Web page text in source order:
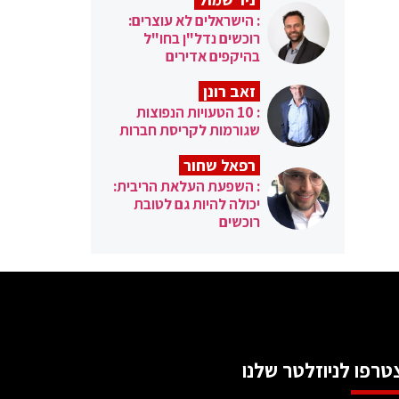
: הישראלים לא עוצרים:
רוכשים נדל"ן בחו"ל
בהיקפים אדירים
זאב רונן
: 10 הטעויות הנפוצות
שגורמות לקריסת חברות
רפאל שחור
: השפעת העלאת הריבית:
יכולה להיות גם לטובת
רוכשים
לניוזלטר שלנו